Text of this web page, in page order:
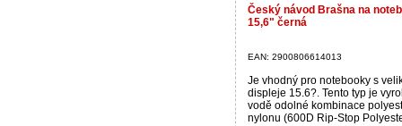
Český návod Brašna na
15,6" černá
EAN: 2900806614013
Je vhodný pro notebooky s
displeje 15.6?. Tento typ je
vodě odolné kombinace
nylonu (600D Rip-Stop